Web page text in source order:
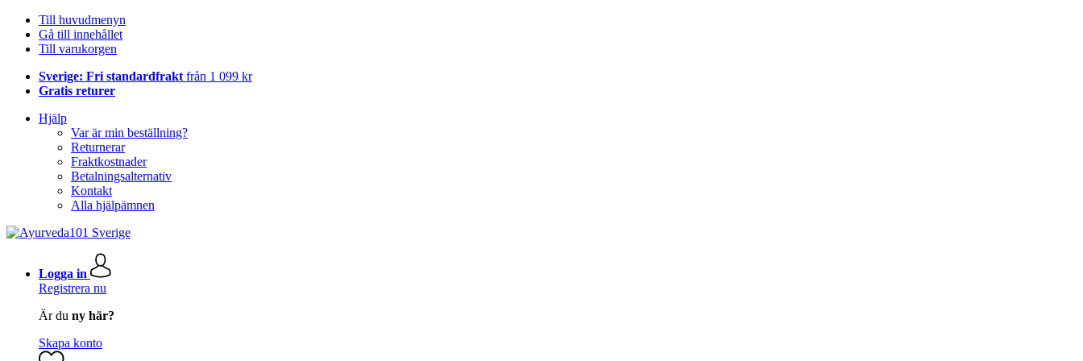
Till huvudmenyn
Gå till innehållet
Till varukorgen
Sverige: Fri standardfrakt från 1 099 kr
Gratis returer
Hjälp
Var är min beställning?
Returnerar
Fraktkostnader
Betalningsalternativ
Kontakt
Alla hjälpämnen
Logga in
Registrera nu
Är du ny här?
Skapa konto